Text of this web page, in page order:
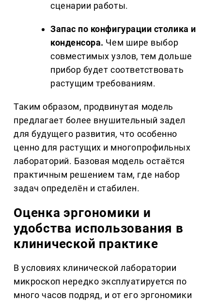
сценарии работы.
Запас по конфигурации столика и
конденсора. Чем шире выбор
совместимых узлов, тем дольше
прибор будет соответствовать
растущим требованиям.
Таким образом, продвинутая модель
предлагает более внушительный задел
для будущего развития, что особенно
ценно для растущих и многопрофильных
лабораторий. Базовая модель остаётся
практичным решением там, где набор
задач определён и стабилен.
Оценка эргономики и
удобства использования в
клинической практике
В условиях клинической лаборатории
микроскоп нередко эксплуатируется по
много часов подряд, и от его эргономики